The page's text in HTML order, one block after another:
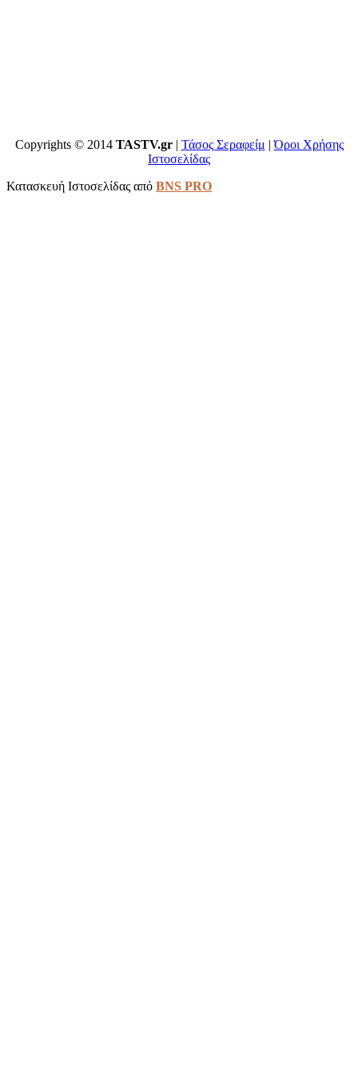
Copyrights © 2014 TASTV.gr| Τάσος Σεραφείμ |Όροι Χρήσης
Ιστοσελίδας
Κατασκευή Ιστοσελίδας από BNS PRO